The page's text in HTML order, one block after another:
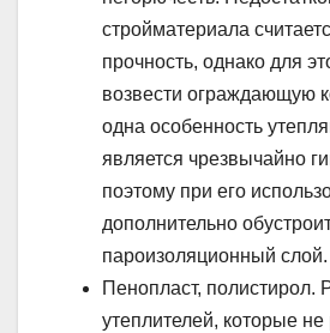
стройматериала
прочность, однако для
возвести ограждающую
одна особенность
является чрезвычайно
поэтому при его
дополнительно
пароизоляционный слой.
Пенопласт, полистирол.
утеплителей, которые